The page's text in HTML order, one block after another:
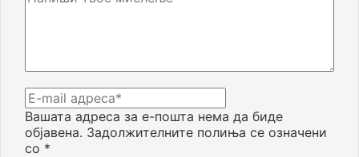
Вашата адреса за е-пошта нема да биде
објавена. Задолжителните полиња се означени
со *